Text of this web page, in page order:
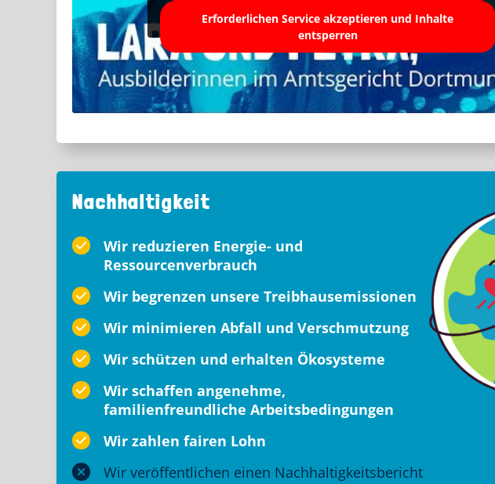
Erforderlichen Service akzeptieren und Inhalte
entsperren
Nachhaltigkeit
Wir reduzieren Energie- und
Ressourcenverbrauch
Wir begrenzen unsere Treibhausemissionen
Wir minimieren Abfall und Verschmutzung
Wir schützen und erhalten Ökosysteme
Wir schaffen angenehme,
familienfreundliche Arbeitsbedingungen
Wir zahlen fairen Lohn
Wir veröffentlichen einen Nachhaltigkeitsbericht